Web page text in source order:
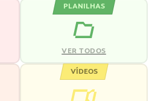
PLANILHAS
VER TODOS
VÍDEOS